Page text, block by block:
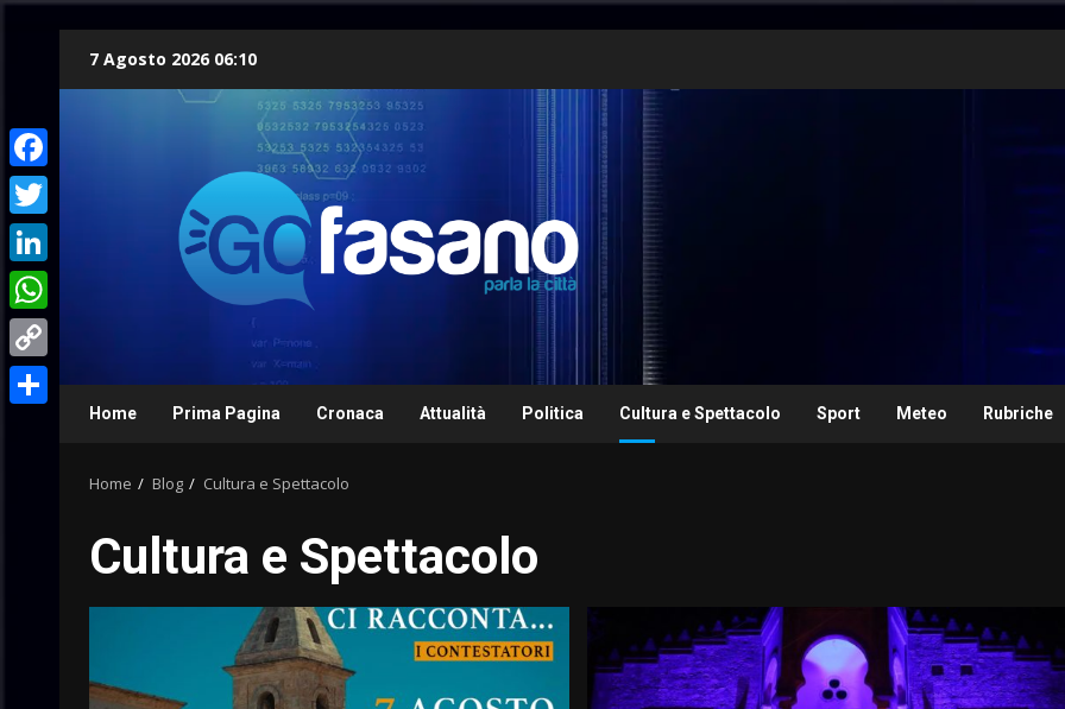
7 Agosto 2026 06:10
Home Prima Pagina Cronaca Attualità Politica Cultura e Spettacolo Sport Meteo Rubriche
Home Blog Cultura e Spettacolo
Cultura e Spettacolo
Facebook
Twitter
LinkedIn
WhatsApp
Copy